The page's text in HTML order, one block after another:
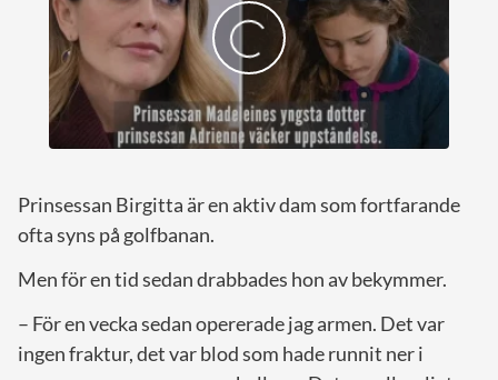
Prinsessan Birgitta är en aktiv dam som fortfarande
ofta syns på golfbanan.
Men för en tid sedan drabbades hon av bekymmer.
– För en vecka sedan opererade jag armen. Det var
ingen fraktur, det var blod som hade runnit ner i